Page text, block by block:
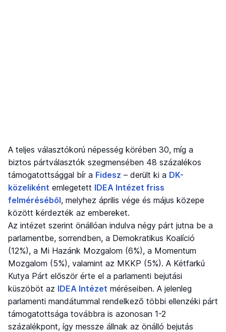
A teljes választókorú népesség körében 30, míg a
biztos pártválasztók szegmensében 48 százalékos
támogatottsággal bír a Fidesz – derült ki a DK-
közeliként emlegetett IDEA Intézet friss
felméréséből, melyhez április vége és május közepe
között kérdezték az embereket.
Az intézet szerint önállóan indulva négy párt jutna be a
parlamentbe, sorrendben, a Demokratikus Koalíció
(12%), a Mi Hazánk Mozgalom (6%), a Momentum
Mozgalom (5%), valamint az MKKP (5%). A Kétfarkú
Kutya Párt először érte el a parlamenti bejutási
küszöböt az IDEA Intézet méréseiben. A jelenleg
parlamenti mandátummal rendelkező többi ellenzéki párt
támogatottsága továbbra is azonosan 1-2
százalékpont, így messze állnak az önálló bejutás